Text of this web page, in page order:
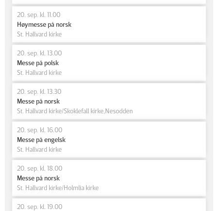
20. sep. kl. 11.00
Høymesse på norsk
St. Hallvard kirke
20. sep. kl. 13.00
Messe på polsk
St. Hallvard kirke
20. sep. kl. 13.30
Messe på norsk
St. Hallvard kirke/Skoklefall kirke,Nesodden
20. sep. kl. 16.00
Messe på engelsk
St. Hallvard kirke
20. sep. kl. 18.00
Messe på norsk
St. Hallvard kirke/Holmlia kirke
20. sep. kl. 19.00